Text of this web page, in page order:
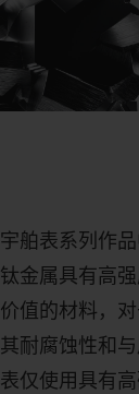
舶表系列作
金属具有高
值的材料，
耐腐蚀性和
仅使用具有